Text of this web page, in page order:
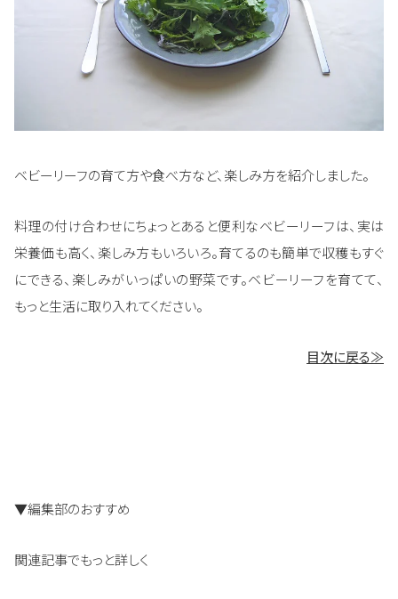
ベビーリーフの育て方や食べ方など、楽しみ方を紹介しました。
料理の付け合わせにちょっとあると便利なベビーリーフは、実は
栄養価も高く、楽しみ方もいろいろ。育てるのも簡単で収穫もすぐ
にできる、楽しみがいっぱいの野菜です。ベビーリーフを育てて、
もっと生活に取り入れてください。
目次に戻る≫
▼編集部のおすすめ
関連記事でもっと詳しく